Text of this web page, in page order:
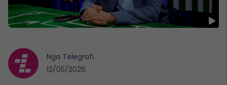
Nga Telegrafi
12/05/2026